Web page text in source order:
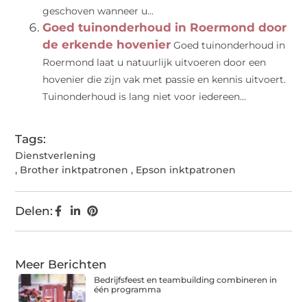
geschoven wanneer u...
Goed tuinonderhoud in Roermond door
de erkende hovenier Goed tuinonderhoud in
Roermond laat u natuurlijk uitvoeren door een
hovenier die zijn vak met passie en kennis uitvoert.
Tuinonderhoud is lang niet voor iedereen...
Tags:
Dienstverlening
, Brother inktpatronen , Epson inktpatronen
Delen:
Meer Berichten
Bedrijfsfeest en teambuilding combineren in
één programma